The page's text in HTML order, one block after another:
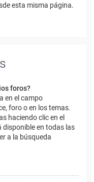
esta misma página.
foros?
en el campo
foro o en los temas.
haciendo clic en el
disponible en todas las
a la búsqueda